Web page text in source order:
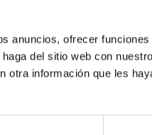
anuncios, ofrecer
del sitio web con
otra información que les
policy